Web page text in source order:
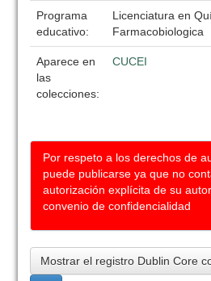
Programa
educativo:
Licenciatura en
Farmacobiologica
Aparece en
las
colecciones:
CUCEI
Por respeto a los derechos de
puede publicarse ya que no
autorización explícita de su
convenio de confidencialidad
Mostrar el registro Dublin Core